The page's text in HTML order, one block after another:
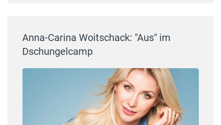
Anna-Carina Woitschack: "Aus" im
Dschungelcamp